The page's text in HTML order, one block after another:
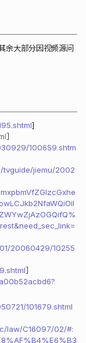
余大部分因视频源问
]
］
100659.shtm
tvguide/jiemu/2002
20060429/10255
］
101679.shtml
law/C16097/02/#: